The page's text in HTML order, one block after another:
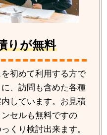
りが無料
初めて利用する方で
、訪問も含めた各種
しています。お見積
セルも無料ですの
くり検討出来ます。